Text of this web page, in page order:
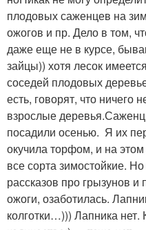
плодовых саженцев на
ожогов и пр. Дело в том,
даже еще не в курсе,
зайцы)) хотя лесок
соседей плодовых
есть, говорят, что ничего
взрослые
посадили осенью. Я их
окучила торфом, и на этом
все сорта зимостойкие.
рассказов про грызунов
ожоги, озаботилась.
колготки…))) Лапника